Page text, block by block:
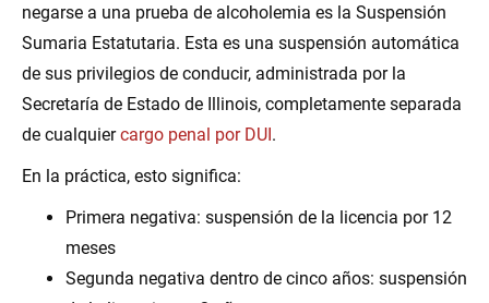
negarse a una prueba de alcoholemia es la Suspensión
Sumaria Estatutaria. Esta es una suspensión automática
de sus privilegios de conducir, administrada por la
Secretaría de Estado de Illinois, completamente separada
de cualquiercargo penal por DUI.
En la práctica, esto significa:
Primera negativa: suspensión de la licencia por 12
meses
Segunda negativa dentro de cinco años: suspensión